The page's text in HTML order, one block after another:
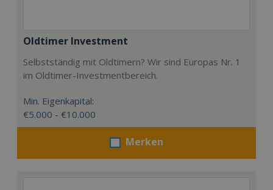
Oldtimer Investment
Selbstständig mit Oldtimern? Wir sind Europas Nr. 1
im Oldtimer-Investmentbereich.
Min. Eigenkapital:
€5.000 - €10.000
Merken